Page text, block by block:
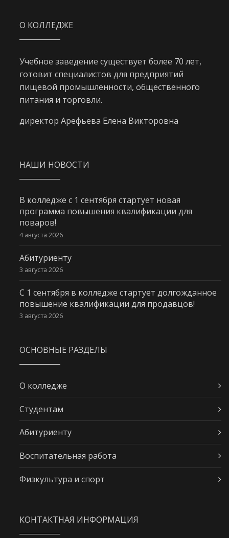
О КОЛЛЕДЖЕ
Учебное заведение существует более 70 лет,
готовит специалистов для предприятий
пищевой промышленности, общественного
питания и торговли.
директор Арефьева Елена Викторовна
НАШИ НОВОСТИ
В колледже с 1 сентября стартует новая
программа повышения квалификации для
поваров!
4 августа 2026
Абитуриенту
3 августа 2026
С 1 сентября в колледже стартует долгожданное
повышение квалификации для продавцов!
3 августа 2026
ОСНОВНЫЕ РАЗДЕЛЫ
О колледже
Студентам
Абитуриенту
Воспитательная работа
Физкультура и спорт
КОНТАКТНАЯ ИНФОРМАЦИЯ